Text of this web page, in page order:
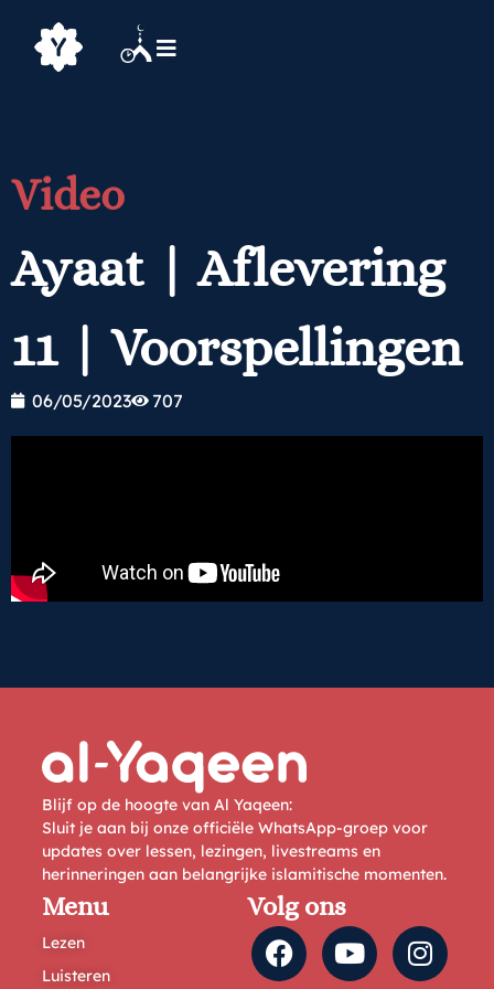
Video
Ayaat | Aflevering
11 | Voorspellingen
06/05/2023 707
Blijf op de hoogte van Al Yaqeen:
Sluit je aan bij onze officiële WhatsApp-groep voor
updates over lessen, lezingen, livestreams en
herinneringen aan belangrijke islamitische momenten.
Menu
Lezen
Luisteren
Volg ons